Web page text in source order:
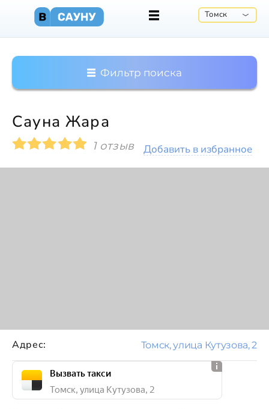
Томск
Фильтр поиска
Сауна Жара
1 отзыв Добавить в избранное
Адрес: Томск, улица Кутузова, 2
Вызвать такси
Томск, улица Кутузова, 2